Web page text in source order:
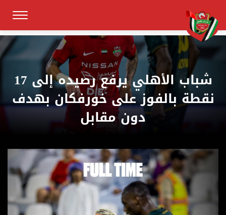
شباب الأهلي يرفع رصيده إلى 17
نقطة بالفوز على خورفكان بهدف
دون مقابل